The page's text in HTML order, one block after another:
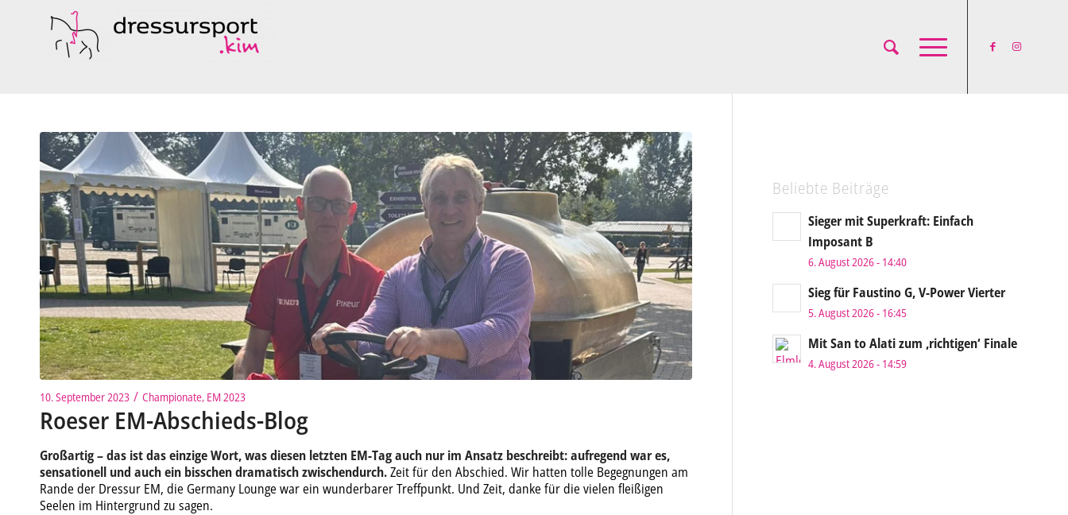
10. September 2023 / Championate, EM 2023
Roeser EM-Abschieds-Blog
Großartig – das ist das einzige Wort, was diesen letzten EM-Tag auch nur im Ansatz beschreibt: aufregend war es,
sensationell und auch ein bisschen dramatisch zwischendurch.Zeit für den Abschied. Wir hatten tolle Begegnungen am
Rande der Dressur EM, die Germany Lounge war ein wunderbarer Treffpunkt. Und Zeit, danke für die vielen fleißigen
Seelen im Hintergrund zu sagen.
Beliebte Beiträge
Sieger mit Superkraft: Einfach
Imposant B
6. August 2026 - 14:40
Sieg für Faustino G, V-Power Vierter
5. August 2026 - 16:45
Mit San to Alati zum ‚richtigen‘ Finale
4. August 2026 - 14:59